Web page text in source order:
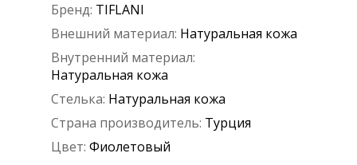
Бренд: TIFLANI
Внешний материал: Натуральная кожа
Внутренний материал:
Натуральная кожа
Стелька: Натуральная кожа
Страна производитель: Турция
Цвет: Фиолетовый